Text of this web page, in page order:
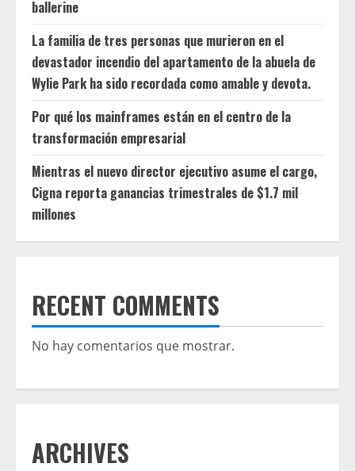
ballerine
La familia de tres personas que murieron en el
devastador incendio del apartamento de la abuela de
Wylie Park ha sido recordada como amable y devota.
Por qué los mainframes están en el centro de la
transformación empresarial
Mientras el nuevo director ejecutivo asume el cargo,
Cigna reporta ganancias trimestrales de $1.7 mil
millones
RECENT COMMENTS
No hay comentarios que mostrar.
ARCHIVES